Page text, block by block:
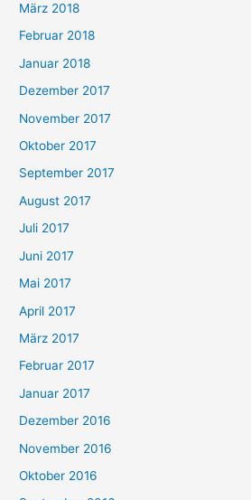
März 2018
Februar 2018
Januar 2018
Dezember 2017
November 2017
Oktober 2017
September 2017
August 2017
Juli 2017
Juni 2017
Mai 2017
April 2017
März 2017
Februar 2017
Januar 2017
Dezember 2016
November 2016
Oktober 2016